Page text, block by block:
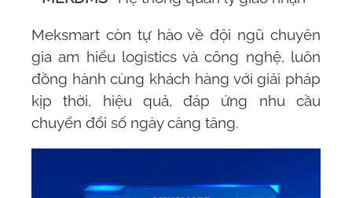
Meksmart còn tự hào về đội ngũ chuyên
gia am hiểu logistics và công nghệ, luôn
đồng hành cùng khách hàng với giải pháp
kịp thời, hiệu quả, đáp ứng nhu cầu
chuyển đổi số ngày càng tăng.